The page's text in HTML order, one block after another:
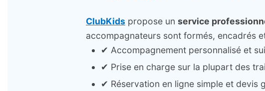
ClubKids propose un service
accompagnateurs sont formés, encadrés
✔ Accompagnement personnalisé et
✔ Prise en charge sur la plupart des
✔ Réservation en ligne simple et devis